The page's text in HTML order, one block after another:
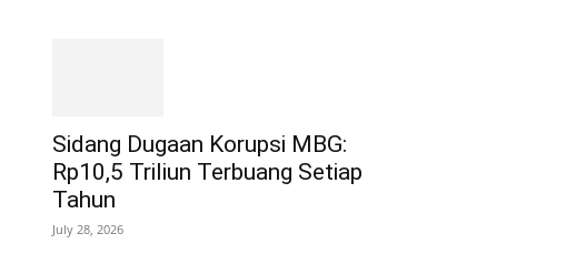
Sidang Dugaan Korupsi MBG:
Rp10,5 Triliun Terbuang Setiap
Tahun
July 28, 2026